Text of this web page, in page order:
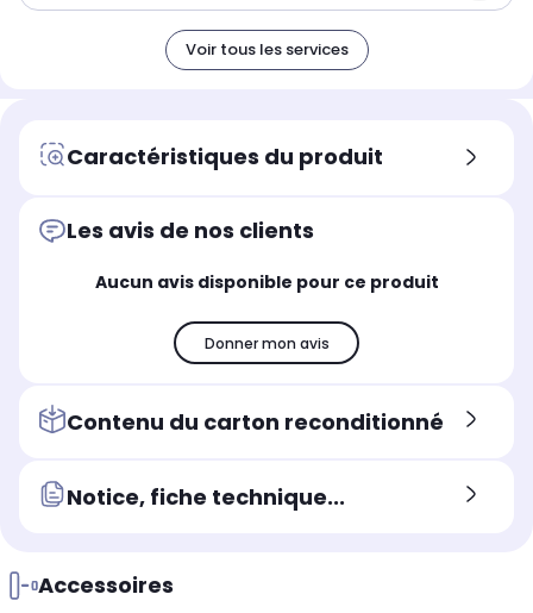
Voir tous les services
Caractéristiques du produit
Les avis de nos clients
Aucun avis disponible pour ce produit
Donner mon avis
Contenu du carton reconditionné
Notice, fiche technique...
Accessoires